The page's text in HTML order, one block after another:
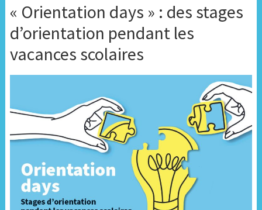
« Orientation days » : des stages
d’orientation pendant les
vacances scolaires